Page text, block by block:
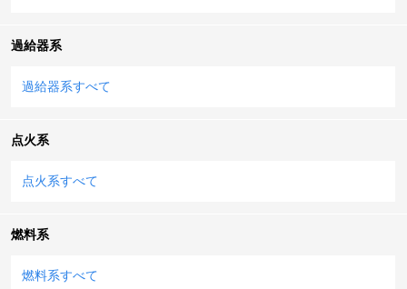
過給器系
過給器系すべて
点火系
点火系すべて
燃料系
燃料系すべて